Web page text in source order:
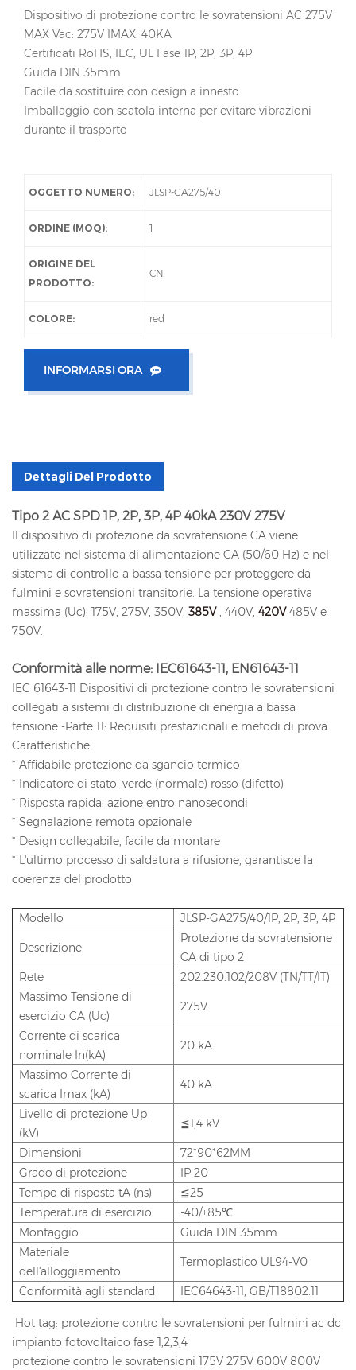
Dispositivo di protezione contro le sovratensioni AC 275V
MAX Vac: 275V IMAX: 40KA
Certificati RoHS, IEC, UL Fase 1P, 2P, 3P, 4P
Guida DIN 35mm
Facile da sostituire con design a innesto
Imballaggio con scatola interna per evitare vibrazioni
durante il trasporto
OGGETTO NUMERO: JLSP-GA275/40
ORDINE (MOQ): 1
ORIGINE DEL
PRODOTTO:
CN
COLORE: red
INFORMARSI ORA
Dettagli Del Prodotto
Tipo 2 AC SPD 1P, 2P, 3P, 4P 40kA 230V 275V
Il dispositivo di protezione da sovratensione CA viene
utilizzato nel sistema di alimentazione CA (50/60 Hz) e nel
sistema di controllo a bassa tensione per proteggere da
fulmini e sovratensioni transitorie. La tensione operativa
massima (Uc): 175V, 275V, 350V, 385V, 440V, 420V485V e
750V.
Conformità alle norme: IEC61643-11, EN61643-11
IEC 61643-11 Dispositivi di protezione contro le sovratensioni
collegati a sistemi di distribuzione di energia a bassa
tensione -Parte 11: Requisiti prestazionali e metodi di prova
Caratteristiche:
* Affidabile protezione da sgancio termico
* Indicatore di stato: verde (normale) rosso (difetto)
* Risposta rapida: azione entro nanosecondi
* Segnalazione remota opzionale
* Design collegabile, facile da montare
* L'ultimo processo di saldatura a rifusione, garantisce la
coerenza del prodotto
Modello JLSP-GA275/40/1P, 2P, 3P, 4P
Descrizione
Protezione da sovratensione
CA di tipo 2
Rete
202.230.102/208V (TN/TT/IT)
Massimo Tensione di
esercizio CA (Uc)
275V
Corrente di scarica
nominale In(kA)
20 kA
Massimo Corrente di
scarica Imax (kA)
40 kA
Livello di protezione Up
(kV)
≦1,4 kV
Dimensioni
72*90*62MM
Grado di protezione
IP 20
Tempo di risposta tA (ns)
≦25
Temperatura di esercizio
-40/+85℃
Montaggio
Guida DIN 35mm
Materiale
dell'alloggiamento
Termoplastico UL94-V0
Conformità agli standard IEC64643-11, GB/T18802.11
Hot tag: protezione contro le sovratensioni per fulmini ac dc
impianto fotovoltaico fase 1,2,3,4
protezione contro le sovratensioni 175V 275V 600V 800V